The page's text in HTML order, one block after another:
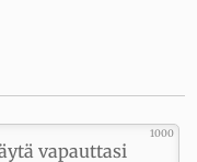
1000